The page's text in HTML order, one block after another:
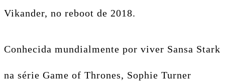
Vikander, no reboot de 2018.
Conhecida mundialmente por viver Sansa Stark
na série Game of Thrones, Sophie Turner